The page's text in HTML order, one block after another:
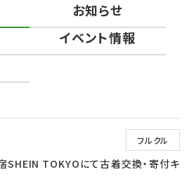
お知らせ
イベント情報
フルクル
SHEIN TOKYOにて古着交換・寄付キ